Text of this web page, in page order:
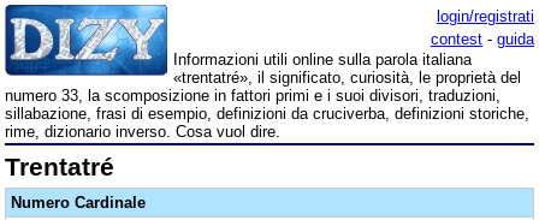
login/registrati
contest - guida
Informazioni utili online sulla parola italiana
«trentatré», il significato, curiosità, le proprietà del
numero 33, la scomposizione in fattori primi e i suoi divisori, traduzioni,
sillabazione, frasi di esempio, definizioni da cruciverba, definizioni storiche,
rime, dizionario inverso. Cosa vuol dire.
Trentatré
Numero Cardinale